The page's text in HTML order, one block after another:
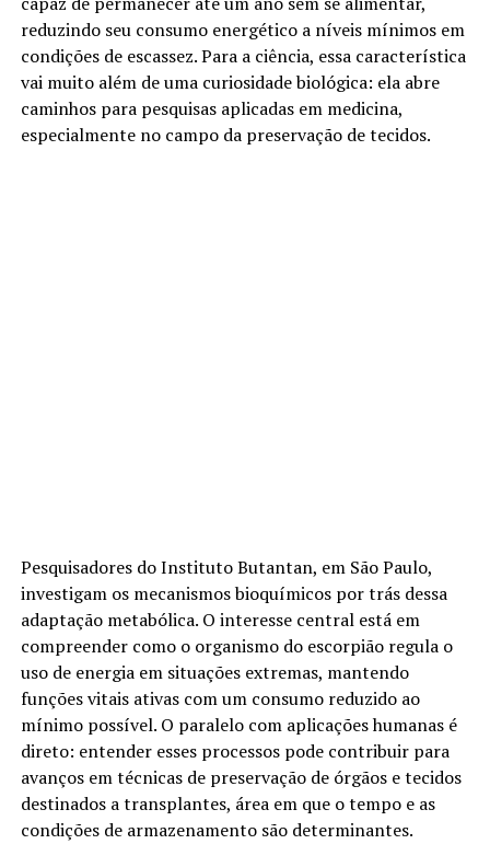
reduzindo seu consumo energético a níveis mínimos em
condições de escassez. Para a ciência, essa característica
vai muito além de uma curiosidade biológica: ela abre
caminhos para pesquisas aplicadas em medicina,
especialmente no campo da preservação de tecidos.
Pesquisadores do Instituto Butantan, em São Paulo,
investigam os mecanismos bioquímicos por trás dessa
adaptação metabólica. O interesse central está em
compreender como o organismo do escorpião regula o
uso de energia em situações extremas, mantendo
funções vitais ativas com um consumo reduzido ao
mínimo possível. O paralelo com aplicações humanas é
direto: entender esses processos pode contribuir para
avanços em técnicas de preservação de órgãos e tecidos
destinados a transplantes, área em que o tempo e as
condições de armazenamento são determinantes.